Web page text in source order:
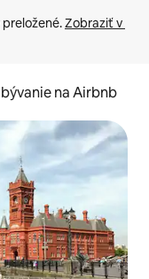
Zobraziť v
na Airbnb